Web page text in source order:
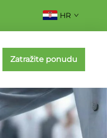
HR
Zatražite ponudu